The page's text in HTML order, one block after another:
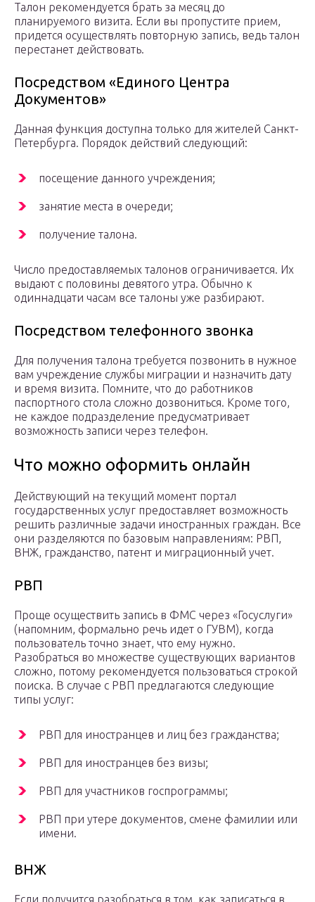
Талон рекомендуется брать за месяц до
планируемого визита. Если вы пропустите прием,
придется осуществлять повторную запись, ведь талон
перестанет действовать.
Посредством «Единого Центра
Документов»
Данная функция доступна только для жителей Санкт-
Петербурга. Порядок действий следующий:
посещение данного учреждения;
занятие места в очереди;
получение талона.
Число предоставляемых талонов ограничивается. Их
выдают с половины девятого утра. Обычно к
одиннадцати часам все талоны уже разбирают.
Посредством телефонного звонка
Для получения талона требуется позвонить в нужное
вам учреждение службы миграции и назначить дату
и время визита. Помните, что до работников
паспортного стола сложно дозвониться. Кроме того,
не каждое подразделение предусматривает
возможность записи через телефон.
Что можно оформить онлайн
Действующий на текущий момент портал
государственных услуг предоставляет возможность
решить различные задачи иностранных граждан. Все
они разделяются по базовым направлениям: РВП,
ВНЖ, гражданство, патент и миграционный учет.
РВП
Проще осуществить запись в ФМС через «Госуслуги»
(напомним, формально речь идет о ГУВМ), когда
пользователь точно знает, что ему нужно.
Разобраться во множестве существующих вариантов
сложно, потому рекомендуется пользоваться строкой
поиска. В случае с РВП предлагаются следующие
типы услуг:
РВП для иностранцев и лиц без гражданства;
РВП для иностранцев без визы;
РВП для участников госпрограммы;
РВП при утере документов, смене фамилии или
имени.
ВНЖ
Если получится разобраться в том, как записаться в